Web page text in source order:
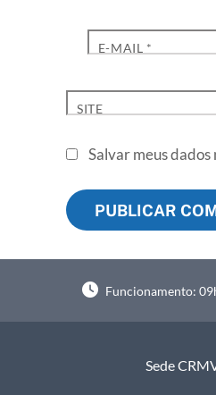
E-MAIL *
SITE
Salvar meus
Funcionamento:
Sede